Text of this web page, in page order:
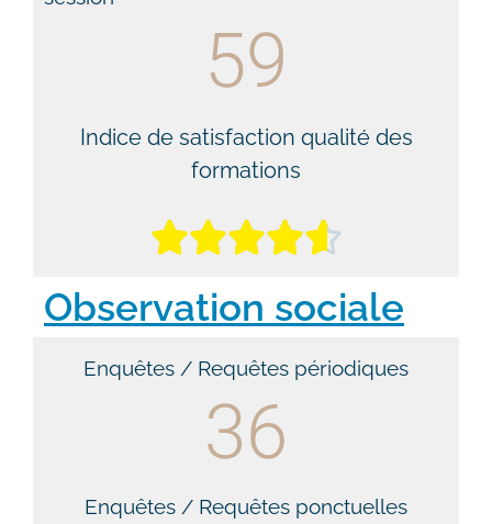
59
Indice de satisfaction qualité des
formations

Observation sociale
Enquêtes / Requêtes périodiques
36
Enquêtes / Requêtes ponctuelles